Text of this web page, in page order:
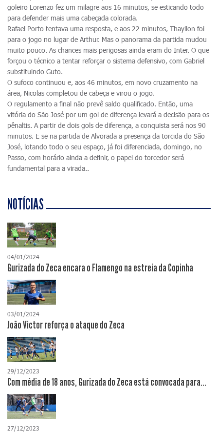
goleiro Lorenzo fez um milagre aos 16 minutos, se esticando todo
para defender mais uma cabeçada colorada.
Rafael Porto tentava uma resposta, e aos 22 minutos, Thayllon foi
para o jogo no lugar de Arthur. Mas o panorama da partida mudou
muito pouco. As chances mais perigosas ainda eram do Inter. O que
forçou o técnico a tentar reforçar o sistema defensivo, com Gabriel
substituindo Guto.
O sufoco continuou e, aos 46 minutos, em novo cruzamento na
área, Nicolas completou de cabeça e virou o jogo.
O regulamento a final não prevê saldo qualificado. Então, uma
vitória do São José por um gol de diferença levará a decisão para os
pênaltis. A partir de dois gols de diferença, a conquista será nos 90
minutos. E se na partida de Alvorada a presença da torcida do São
José, lotando todo o seu espaço, já foi diferenciada, domingo, no
Passo, com horário ainda a definir, o papel do torcedor será
fundamental para a virada..
NOTÍCIAS
04/01/2024
Gurizada do Zeca encara o Flamengo na estreia da Copinha
03/01/2024
João Victor reforça o ataque do Zeca
29/12/2023
Com média de 18 anos, Gurizada do Zeca está convocada para...
27/12/2023